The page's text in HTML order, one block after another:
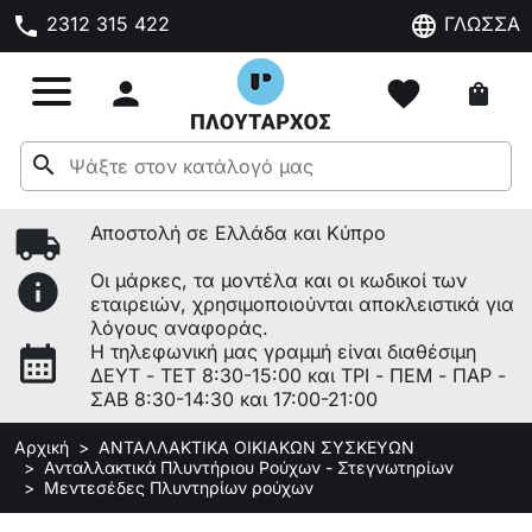
phone 2312 315 422 language ΓΛΩΣΣΑ
 favorite shopping_bag
search
local_shipping Αποστολή σε Ελλάδα και Κύπρο
info
Οι μάρκες, τα μοντέλα και οι κωδικοί των
εταιρειών, χρησιμοποιούνται αποκλειστικά για
λόγους αναφοράς.
calendar_month
Η τηλεφωνική μας γραμμή είναι διαθέσιμη
ΔΕΥΤ - ΤΕΤ 8:30-15:00 και ΤΡΙ - ΠΕΜ - ΠΑΡ -
ΣΑΒ 8:30-14:30 και 17:00-21:00
Αρχική
ΑΝΤΑΛΛΑΚΤΙΚΑ ΟΙΚΙΑΚΩΝ ΣΥΣΚΕΥΩΝ
Ανταλλακτικά Πλυντήριου Ρούχων - Στεγνωτηρίων
Μεντεσέδες Πλυντηρίων ρούχων